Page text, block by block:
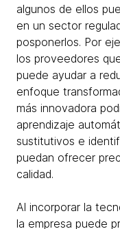
algunos de ellos
en un sector
posponerlos. Por
los proveedores
puede ayudar a
enfoque
más innovadora
aprendizaje
sustitutivos e
puedan ofrecer
calidad.
Al incorporar la
la empresa puede